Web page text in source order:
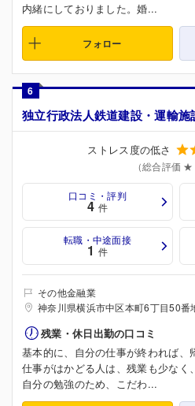
内緒にしておりました。婚...
フォロー
6
独立行政法人鉄道建設・運輸
ストレス度の低さ
（総合評価 ★
口コミ・評判
4 件
転職・中途面接
1 件
その他金融業
神奈川県横浜市中区本町6丁目50番
残業・休日出勤の口コミ
基本的に、自分の仕事が終われば、
仕事がはかどる人は、残業も少なく
自分の勉強のため、こだわ...